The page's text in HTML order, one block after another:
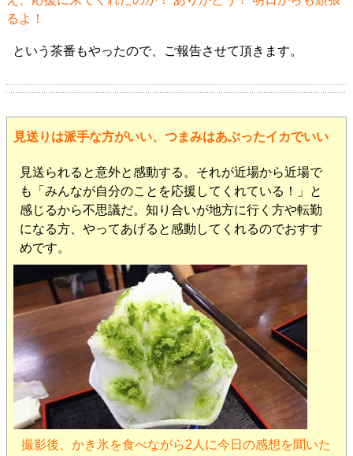
るよ！
という茶番もやったので、ご報告させて頂きます。
見送りは派手な方がいい、つまみはあぶったイカでいい
見送られると意外と感動する。それが近場から近場で
も「みんなが自分のことを応援してくれている！」と
感じるから不思議だ。知り合いが地方に行く方や転勤
になる方、やってあげると感動してくれるのでおすす
めです。
撮影後、かき氷を食べながら2人に今日の感想を聞いた